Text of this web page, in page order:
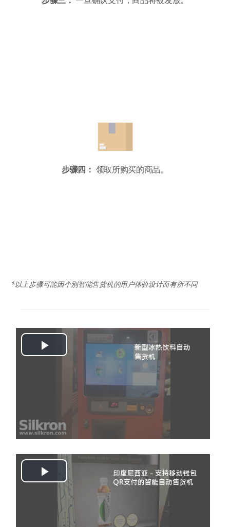
步骤四： 领取所购买的商品。
*以上步骤可能因个別智能售货机的用户体验设计而有所不同
Play
Play
Video